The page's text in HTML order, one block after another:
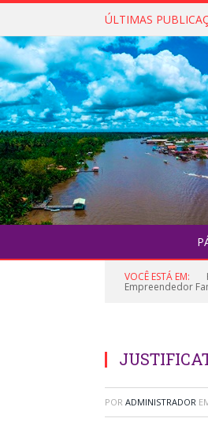
ÚLTIMAS
VOCÊ ESTÁ EM:
Empreendedor
POR ADMINISTRADOR